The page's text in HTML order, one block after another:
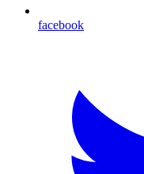
facebook